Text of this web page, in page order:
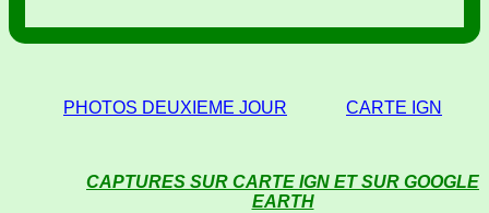
PHOTOS DEUXIEME JOUR CARTE IGN
CAPTURES SUR CARTE IGN ET SUR GOOGLE
EARTH